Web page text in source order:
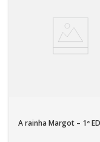
A rainha Margot – 1ª